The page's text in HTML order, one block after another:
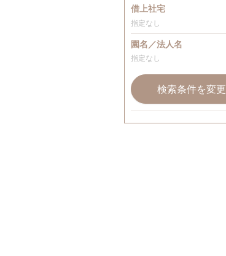
借上社宅
指定なし
園名／法人名
指定なし
検索条件を変更